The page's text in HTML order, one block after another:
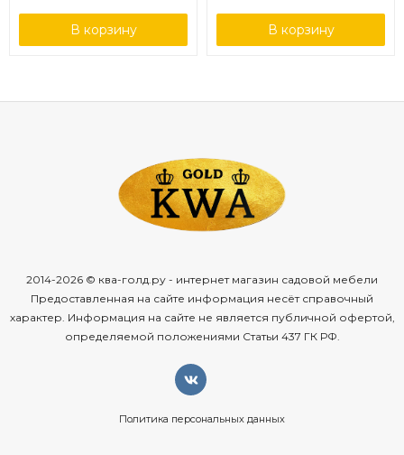
В корзину В корзину
2014-2026 © ква-голд.ру - интернет магазин садовой мебели
Предоставленная на сайте информация несёт справочный
характер. Информация на сайте не является публичной офертой,
определяемой положениями Статьи 437 ГК РФ.
Политика персональных данных